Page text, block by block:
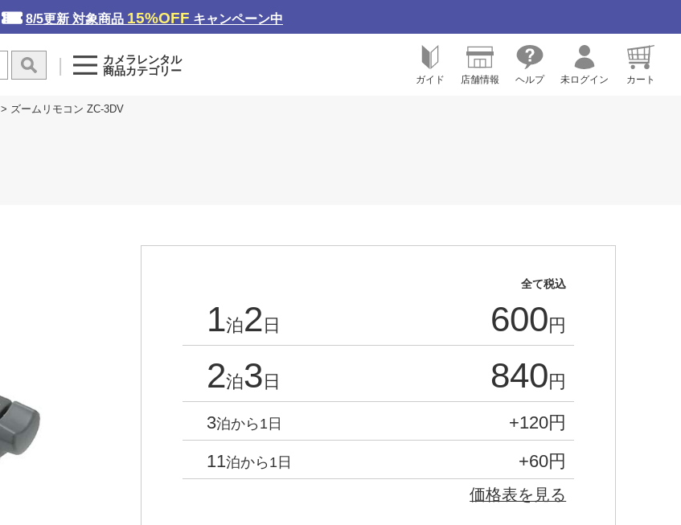
8/5更新 対象商品 15%OFF キャンペーン中
カメラレンタル
商品カテゴリー
ガイド 店舗情報 ヘルプ 未ログイン カート
> ズームリモコン ZC-3DV
全て税込
1泊2 日 600 円
2泊3 日 840 円
3泊から1日 +120円
11泊から1日 +60円
価格表を見る